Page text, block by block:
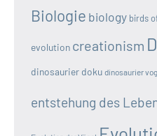
Biologie biology birds
evolution creationism
dinosaurier doku dinosaurier
entstehung des